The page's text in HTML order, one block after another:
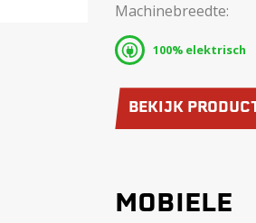
Machinebreedte:
100% elektrisch
BEKIJK
MOBIELE